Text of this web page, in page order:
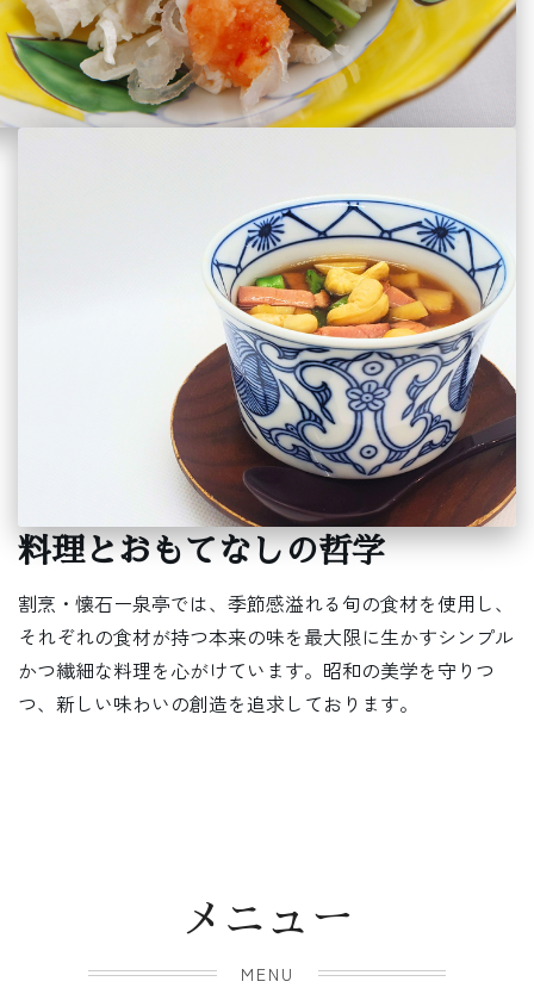
料理とおもてなしの哲学
割烹・懐石ー泉亭では、季節感溢れる旬の食材を使用し、
それぞれの食材が持つ本来の味を最大限に生かすシンプル
かつ繊細な料理を心がけています。昭和の美学を守りつ
つ、新しい味わいの創造を追求しております。
メニュー
MENU